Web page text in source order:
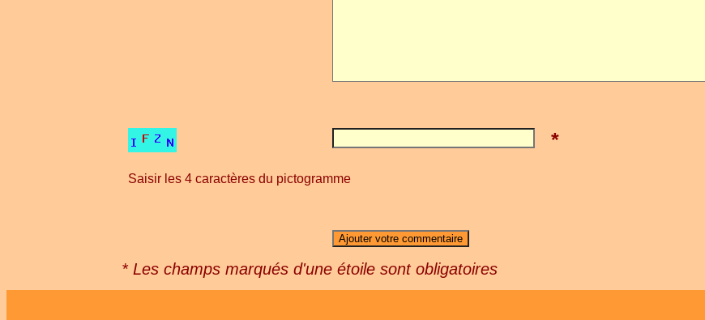
*
Saisir les 4 caractères du pictogramme
* Les champs marqués d'une étoile sont obligatoires